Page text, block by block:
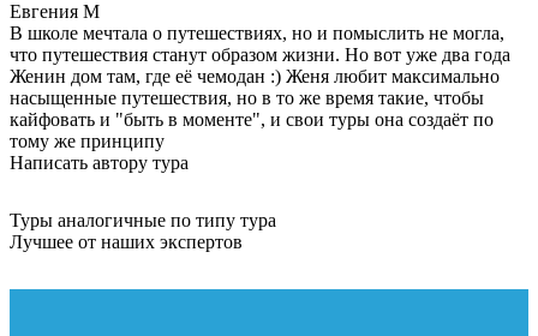
Евгения М
В школе мечтала о путешествиях, но и помыслить не могла,
что путешествия станут образом жизни. Но вот уже два года
Женин дом там, где её чемодан :) Женя любит максимально
насыщенные путешествия, но в то же время такие, чтобы
кайфовать и "быть в моменте", и свои туры она создаёт по
тому же принципу
Написать автору тура
Туры аналогичные по типу тура
Лучшее от наших экспертов